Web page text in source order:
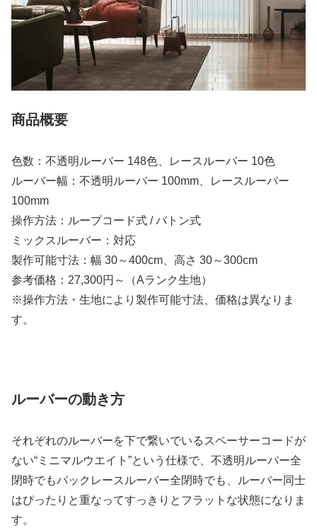
商品概要
色数：不透明ルーバー 148色、レースルーバー 10色
ルーバー幅：不透明ルーバー 100mm、レースルーバー
100mm
操作方法：ループコード式 / バトン式
ミックスルーバー：対応
製作可能寸法：幅 30～400cm、高さ 30～300cm
参考価格：27,300円～（Aランク生地）
※操作方法・生地により製作可能寸法、価格は異なりま
す。
ルーバーの動き方
それぞれのルーバーを下で繋いでいるスペーサーコードが
ない“ミニマルウエイト”という仕様で、不透明ルーバー全
閉時でもバックレースルーバー全閉時でも、ルーバー同士
はぴったりと重なってすっきりとフラットな状態になりま
す。